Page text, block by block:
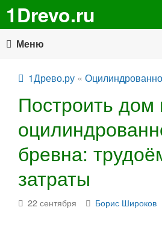
1Drevo.ru
Меню
1Древо.ру «
Построить дом
бревна:
затраты
22 сентября Борис Широков